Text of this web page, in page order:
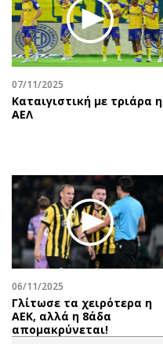
07/11/2025
Καταιγιστική με τριάρα η
ΑΕΛ
06/11/2025
Γλίτωσε τα χειρότερα η
ΑΕΚ, αλλά η 8άδα
απομακρύνεται!